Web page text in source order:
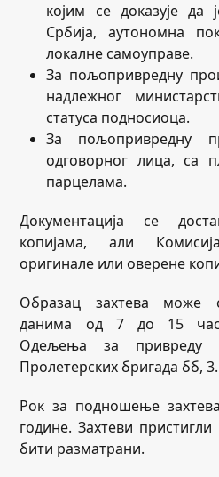
којим се доказује да
Србија, аутономна
локалне самоуправе.
За пољопривредну
надлежног
статуса подносиоца.
За пољопривредну
одговорног лица, са
парцелама.
Документација се
копијама, али
оригинале или оверене
Образац захтева може
данима од 7 до 15
Одељења за привреду
Пролетерских бригада бб,
Рок за подношење
године. Захтеви
бити разматрани.